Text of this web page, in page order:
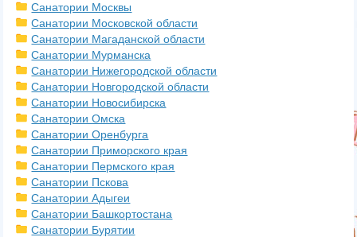
Санатории Москвы
Санатории Московской области
Санатории Магаданской области
Санатории Мурманска
Санатории Нижегородской области
Санатории Новгородской области
Санатории Новосибирска
Санатории Омска
Санатории Оренбурга
Санатории Приморского края
Санатории Пермского края
Санатории Пскова
Санатории Адыгеи
Санатории Башкортостана
Санатории Бурятии